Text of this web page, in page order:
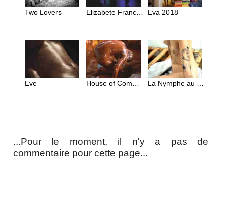
Two Lovers Eva 2018
Eve
...Pour le moment, il n'y a pas de
commentaire pour cette page...